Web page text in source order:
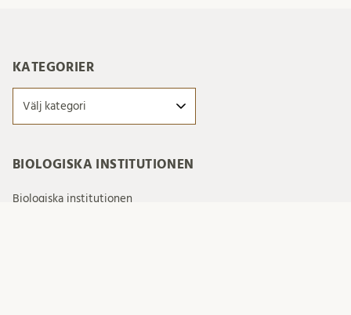
KATEGORIER
BIOLOGISKA INSTITUTIONEN
Biologiska institutionen